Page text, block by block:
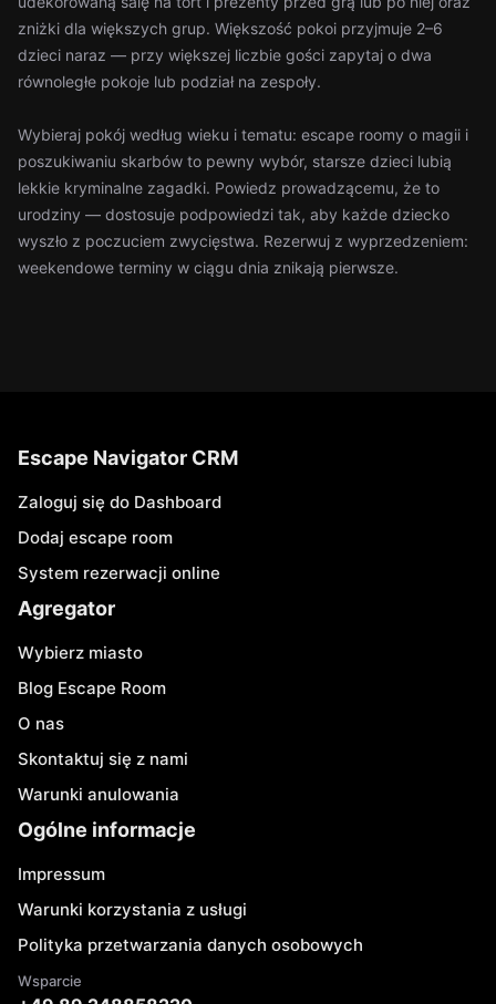
zniżki dla większych grup. Większość pokoi przyjmuje 2–6
dzieci naraz — przy większej liczbie gości zapytaj o dwa
równoległe pokoje lub podział na zespoły.
Wybieraj pokój według wieku i tematu: escape roomy o magii i
poszukiwaniu skarbów to pewny wybór, starsze dzieci lubią
lekkie kryminalne zagadki. Powiedz prowadzącemu, że to
urodziny — dostosuje podpowiedzi tak, aby każde dziecko
wyszło z poczuciem zwycięstwa. Rezerwuj z wyprzedzeniem:
weekendowe terminy w ciągu dnia znikają pierwsze.
Escape Navigator CRM
Zaloguj się do Dashboard
Dodaj escape room
System rezerwacji online
Agregator
Wybierz miasto
Blog Escape Room
O nas
Skontaktuj się z nami
Warunki anulowania
Ogólne informacje
Impressum
Warunki korzystania z usługi
Polityka przetwarzania danych osobowych
Wsparcie